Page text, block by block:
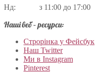
Нд: з 11:00 до 17:00
Наші веб – ресурси:
Строрінка у Фейсбук
Наш Twitter
Ми в Instagram
Pinterest